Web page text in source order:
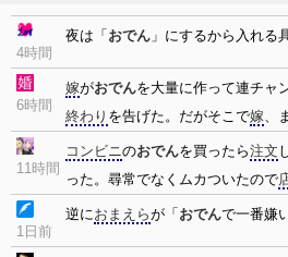
4時間
夜は「 おでん 」にするから入れる
6時間
嫁がおでんを大量に作って連チャ
終わり を告げた。だがそこで嫁、
11時間
コンビニのおでんを買ったら注文
った。尋常でなくムカついたので
1日前
逆におまえらが「 おでんで一番嫌